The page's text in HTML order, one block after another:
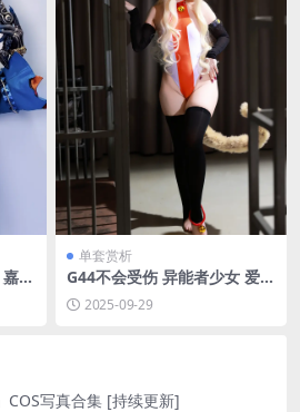
贝
单套赏析
G44不会受伤 异能者少女 爱丽
丝[23P-373.5M]
2025-09-29
COS写真合集 [持续更新]